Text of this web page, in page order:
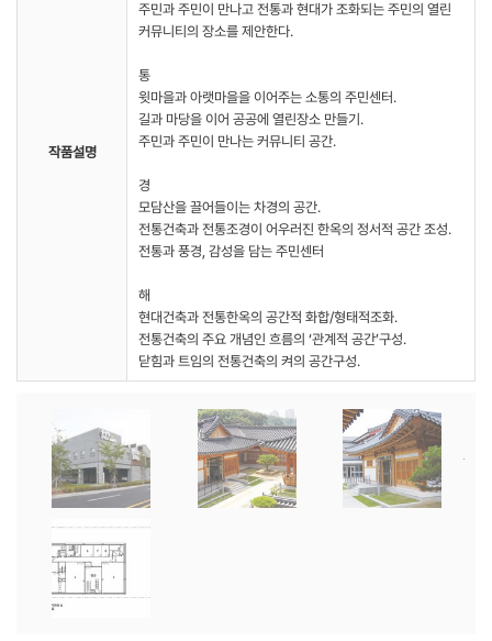
작품설명
주민과 주민이 만나고 전통과 현대가 조화되는 주민의 열린
커뮤니티의 장소를 제안한다.
통
윗마을과 아랫마을을 이어주는 소통의 주민센터.
길과 마당을 이어 공공에 열린장소 만들기.
주민과 주민이 만나는 커뮤니티 공간.
경
모담산을 끌어들이는 차경의 공간.
전통건축과 전통조경이 어우러진 한옥의 정서적 공간 조성.
전통과 풍경, 감성을 담는 주민센터
해
현대건축과 전통한옥의 공간적 화합/형태적조화.
전통건축의 주요 개념인 흐름의 ‘관계적 공간’구성.
닫힘과 트임의 전통건축의 켜의 공간구성.